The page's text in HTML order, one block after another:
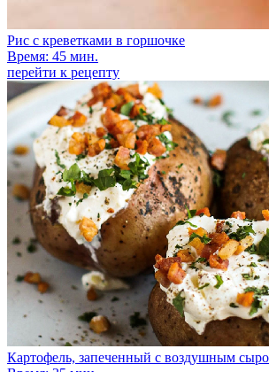
Рис с креветками в горшочке
Время: 45 мин.
перейти к рецепту
Картофель, запеченный с воздушным